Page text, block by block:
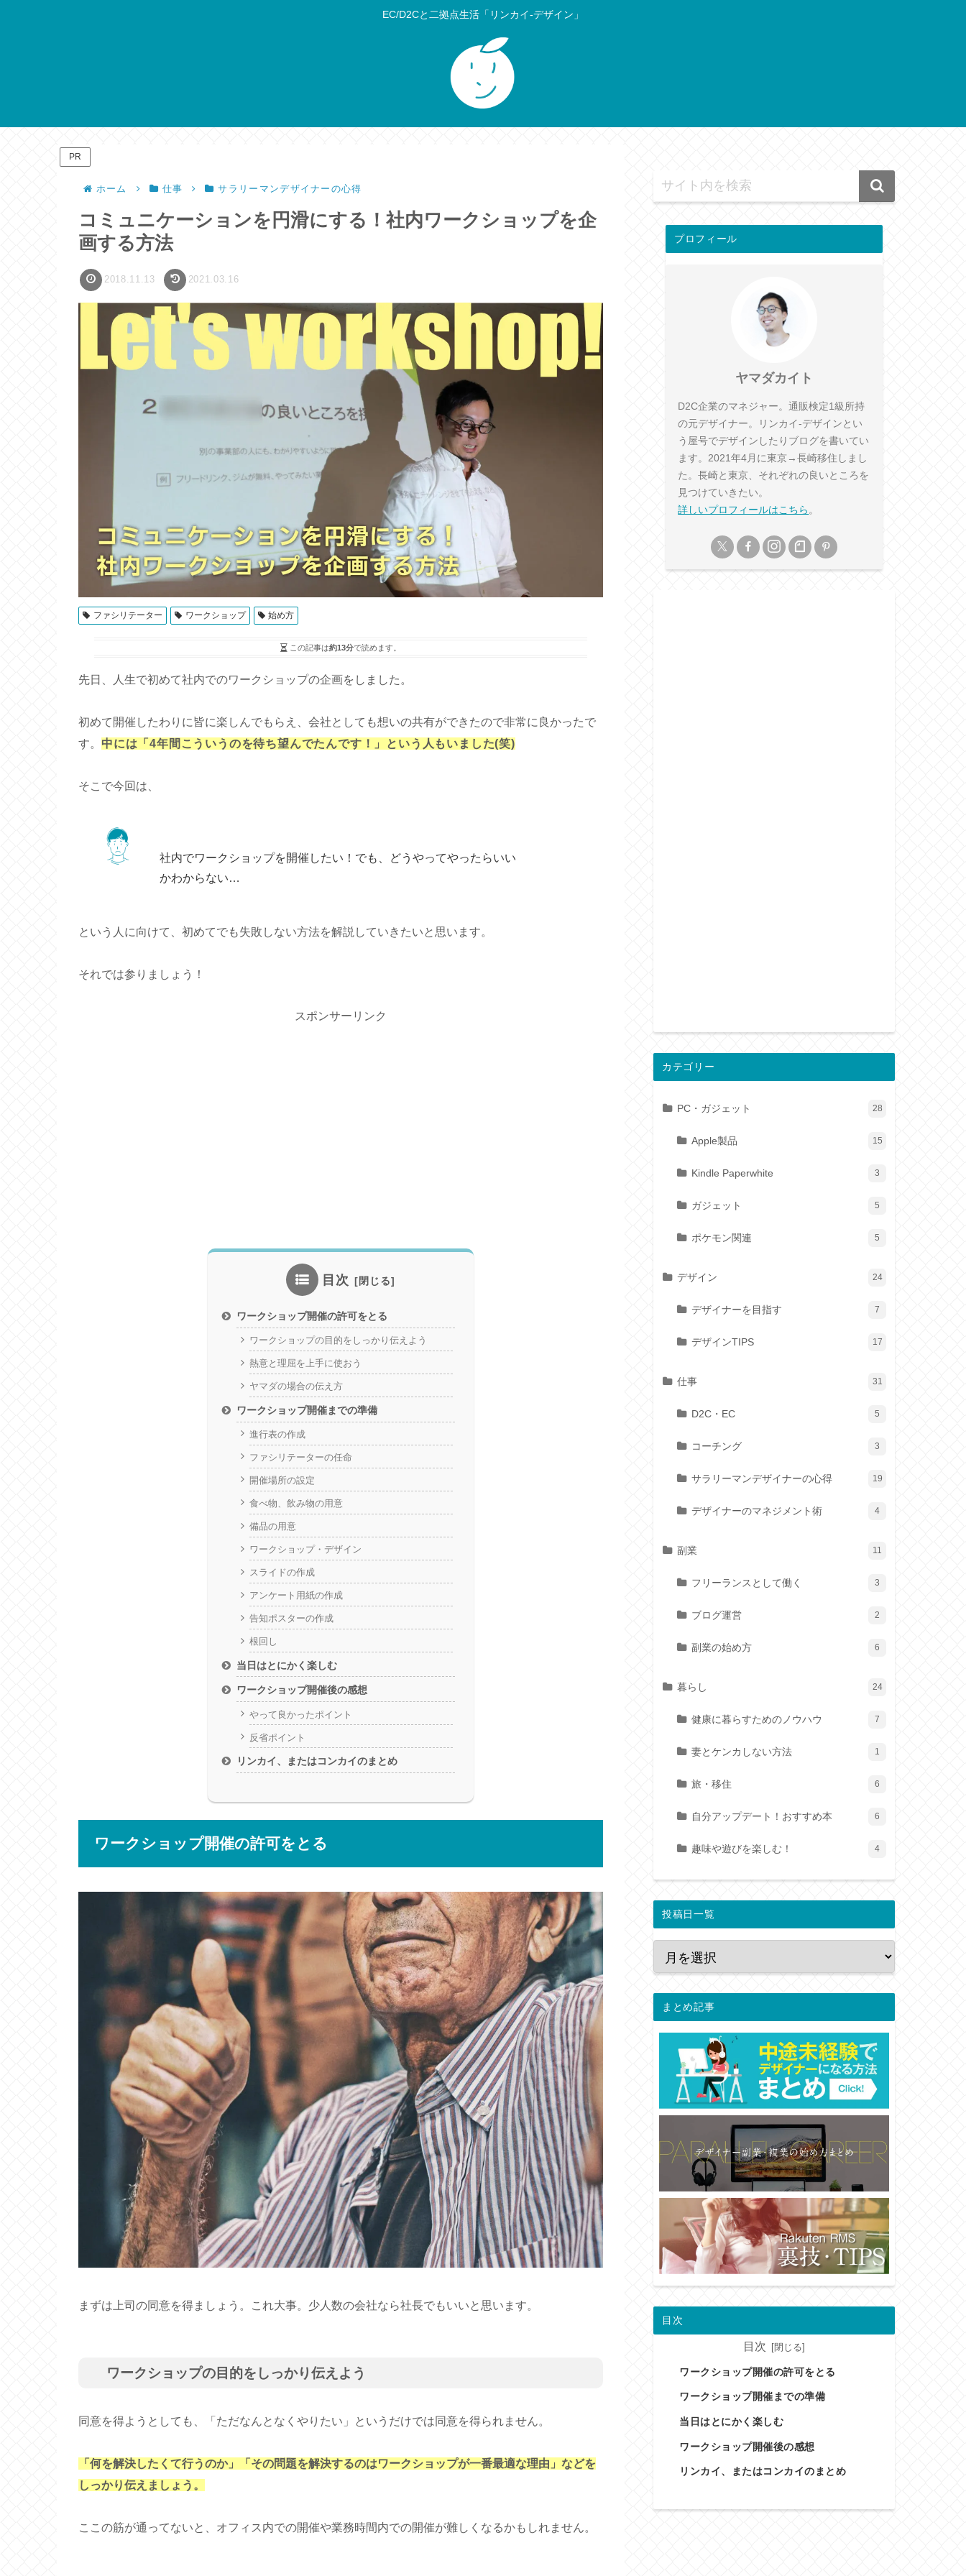
EC/D2Cと二拠点生活「リンカイ-デザイン」
PR
ホーム 仕事 サラリーマンデザイナーの心得
コミュニケーションを円滑にする！社内ワークショップを企
画する方法
2018.11.13 2021.03.16
ファシリテーター ワークショップ 始め方
この記事は約13分で読めます。
先日、人生で初めて社内でのワークショップの企画をしました。
初めて開催したわりに皆に楽しんでもらえ、会社としても想いの共有ができたので非常に良かったで
す。 中には「4年間こういうのを待ち望んでたんです！」という人もいました(笑)
そこで今回は、
社内でワークショップを開催したい！でも、どうやってやったらいい
かわからない…
という人に向けて、初めてでも失敗しない方法を解説していきたいと思います。
それでは参りましょう！
スポンサーリンク
目次
ワークショップ開催の許可をとる
ワークショップの目的をしっかり伝えよう
熱意と理屈を上手に使おう
ヤマダの場合の伝え方
ワークショップ開催までの準備
進行表の作成
ファシリテーターの任命
開催場所の設定
食べ物、飲み物の用意
備品の用意
ワークショップ・デザイン
スライドの作成
アンケート用紙の作成
告知ポスターの作成
根回し
当日はとにかく楽しむ
ワークショップ開催後の感想
やって良かったポイント
反省ポイント
リンカイ、またはコンカイのまとめ
ワークショップ開催の許可をとる
まずは上司の同意を得ましょう。これ大事。少人数の会社なら社長でもいいと思います。
ワークショップの目的をしっかり伝えよう
同意を得ようとしても、「ただなんとなくやりたい」というだけでは同意を得られません。
「何を解決したくて行うのか」「その問題を解決するのはワークショップが一番最適な理由」などを
しっかり伝えましょう。
ここの筋が通ってないと、オフィス内での開催や業務時間内での開催が難しくなるかもしれません。
プロフィール
ヤマダカイト
D2C企業のマネジャー。通販検定1級所持
の元デザイナー。リンカイ-デザインとい
う屋号でデザインしたりブログを書いてい
ます。2021年4月に東京→長崎移住しまし
た。長崎と東京、それぞれの良いところを
見つけていきたい。
詳しいプロフィールはこちら 。
カテゴリー
PC・ガジェット 28
Apple製品 15
Kindle Paperwhite 3
ガジェット 5
ポケモン関連 5
デザイン 24
デザイナーを目指す 7
デザインTIPS 17
仕事 31
D2C・EC 5
コーチング 3
サラリーマンデザイナーの心得 19
デザイナーのマネジメント術 4
副業 11
フリーランスとして働く 3
ブログ運営 2
副業の始め方 6
暮らし 24
健康に暮らすためのノウハウ 7
妻とケンカしない方法 1
旅・移住 6
自分アップデート！おすすめ本 6
趣味や遊びを楽しむ！ 4
投稿日一覧
まとめ記事
目次
目次
ワークショップ開催の許可をとる
ワークショップ開催までの準備
当日はとにかく楽しむ
ワークショップ開催後の感想
リンカイ、またはコンカイのまとめ